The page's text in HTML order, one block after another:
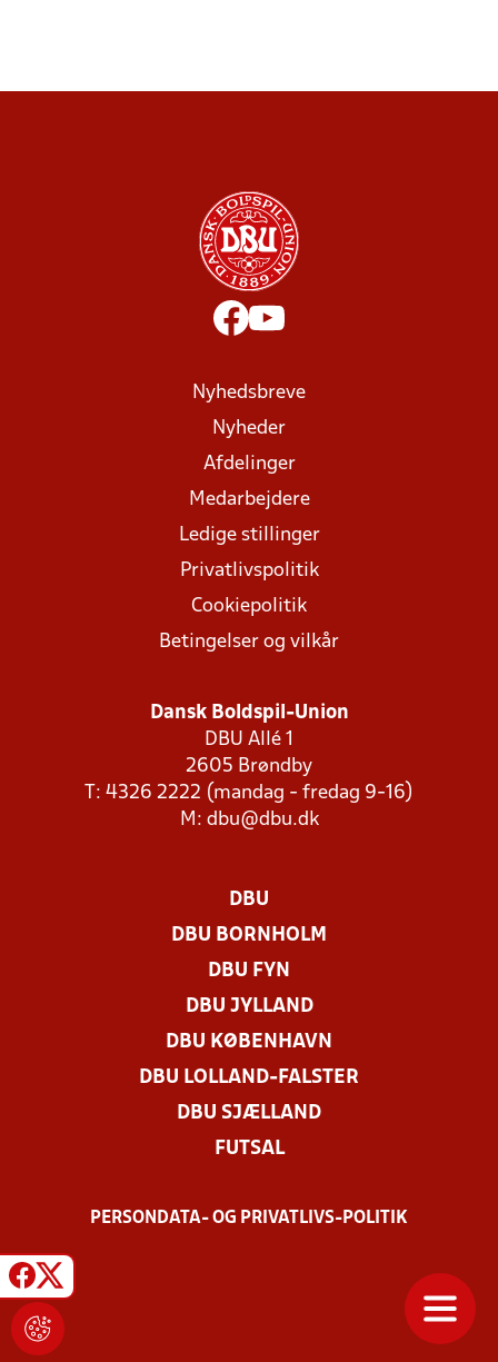
Nyhedsbreve
Nyheder
Afdelinger
Medarbejdere
Ledige stillinger
Privatlivspolitik
Cookiepolitik
Betingelser og vilkår
Dansk Boldspil-Union
DBU Allé 1
2605 Brøndby
T: 4326 2222 (mandag - fredag 9-16)
M: dbu@dbu.dk
DBU
DBU BORNHOLM
DBU FYN
DBU JYLLAND
DBU KØBENHAVN
DBU LOLLAND-FALSTER
DBU SJÆLLAND
FUTSAL
PERSONDATA- OG PRIVATLIVS-POLITIK